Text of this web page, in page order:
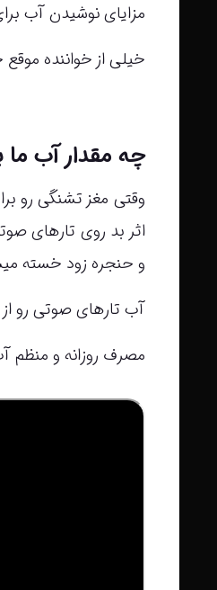
مزایای نوشیدن آب
خیلی از خواننده
چه مقدار آب ما
وقتی مغز تشنگی رو
اثر بد روی تارهای
و حنجره زود خسته
آب تارهای صوتی رو
مصرف روزانه و منظم